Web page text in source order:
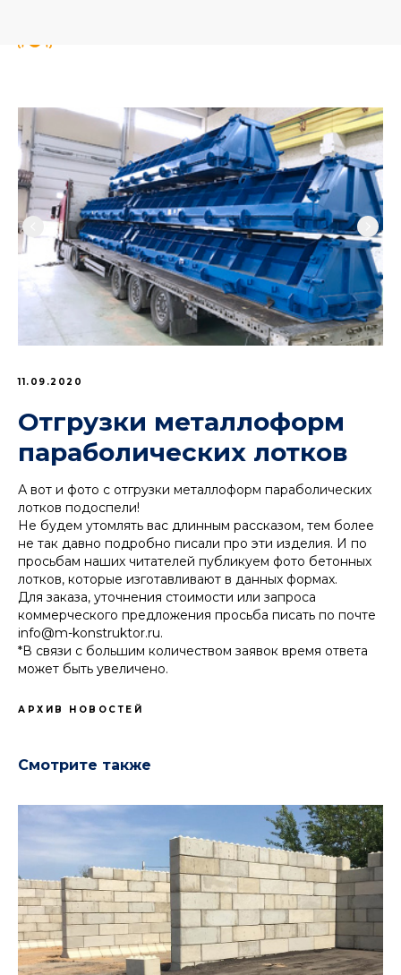
11.09.2020
Отгрузки металлоформ
параболических лотков
А вот и фото с отгрузки металлоформ параболических
лотков подоспели!
Не будем утомлять вас длинным рассказом, тем более
не так давно подробно писали про эти изделия. И по
просьбам наших читателей публикуем фото бетонных
лотков, которые изготавливают в данных формах.
Для заказа, уточнения стоимости или запроса
коммерческого предложения просьба писать по почте
info@m-konstruktor.ru.
*В связи с большим количеством заявок время ответа
может быть увеличено.
АРХИВ НОВОСТЕЙ
Смотрите также